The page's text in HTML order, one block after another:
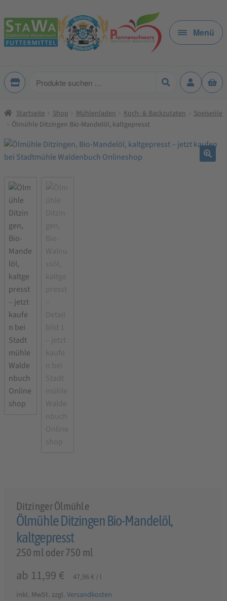
Zur
Navigation
springen
Zum
Inhalt
springen
Menü
Produkte
Startseite Shop Mühlenladen Koch- & Backzutaten
Speiseöle
Ölmühle Ditzingen Bio-Mandelöl, kaltgepresst
Ditzinger Ölmühle
Ölmühle Ditzingen Bio-Mandelöl,
kaltgepresst
250 ml oder 750 ml
ab 11,99 € 47,96 €/l
inkl. MwSt. zzgl. Versandkosten